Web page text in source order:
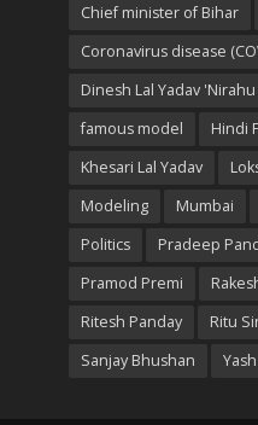
Chief minister of Bihar
Coronavirus disease
Dinesh Lal Yadav 'Nirahu
famous model
Hindi
Khesari Lal Yadav
Modeling
Mumbai
Politics
Pradeep
Pramod Premi
Ritesh Panday
Ritu
Sanjay Bhushan